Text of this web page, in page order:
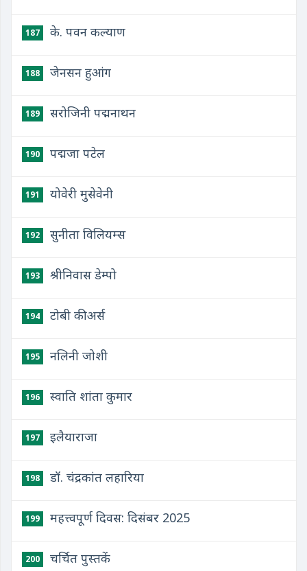
187 के. पवन कल्याण
188 जेनसन हुआंग
189 सरोजिनी पद्मनाथन
190 पद्मजा पटेल
191 योवेरी मुसेवेनी
192 सुनीता विलियम्स
193 श्रीनिवास डेम्पो
194 टोबी कीअर्स
195 नलिनी जोशी
196 स्वाति शांता कुमार
197 इलैयाराजा
198 डॉ. चंद्रकांत लहारिया
199 महत्त्वपूर्ण दिवस: दिसंबर 2025
200 चर्चित पुस्तकें